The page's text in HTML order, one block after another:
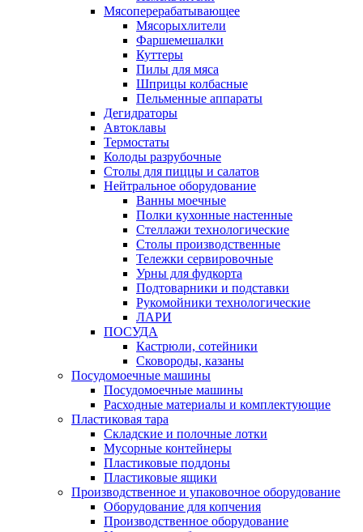
Мясоперерабатывающее
Мясорыхлители
Фаршемешалки
Куттеры
Пилы для мяса
Шприцы колбасные
Пельменные аппараты
Дегидраторы
Автоклавы
Термостаты
Колоды разрубочные
Столы для пиццы и салатов
Нейтральное оборудование
Ванны моечные
Полки кухонные настенные
Стеллажи технологические
Столы производственные
Тележки сервировочные
Урны для фудкорта
Подтоварники и подставки
Рукомойники технологические
ЛАРИ
ПОСУДА
Кастрюли, сотейники
Сковороды, казаны
Посудомоечные машины
Посудомоечные машины
Расходные материалы и комплектующие
Пластиковая тара
Складские и полочные лотки
Мусорные контейнеры
Пластиковые поддоны
Пластиковые ящики
Производственное и упаковочное оборудование
Оборудование для копчения
Производственное оборудование